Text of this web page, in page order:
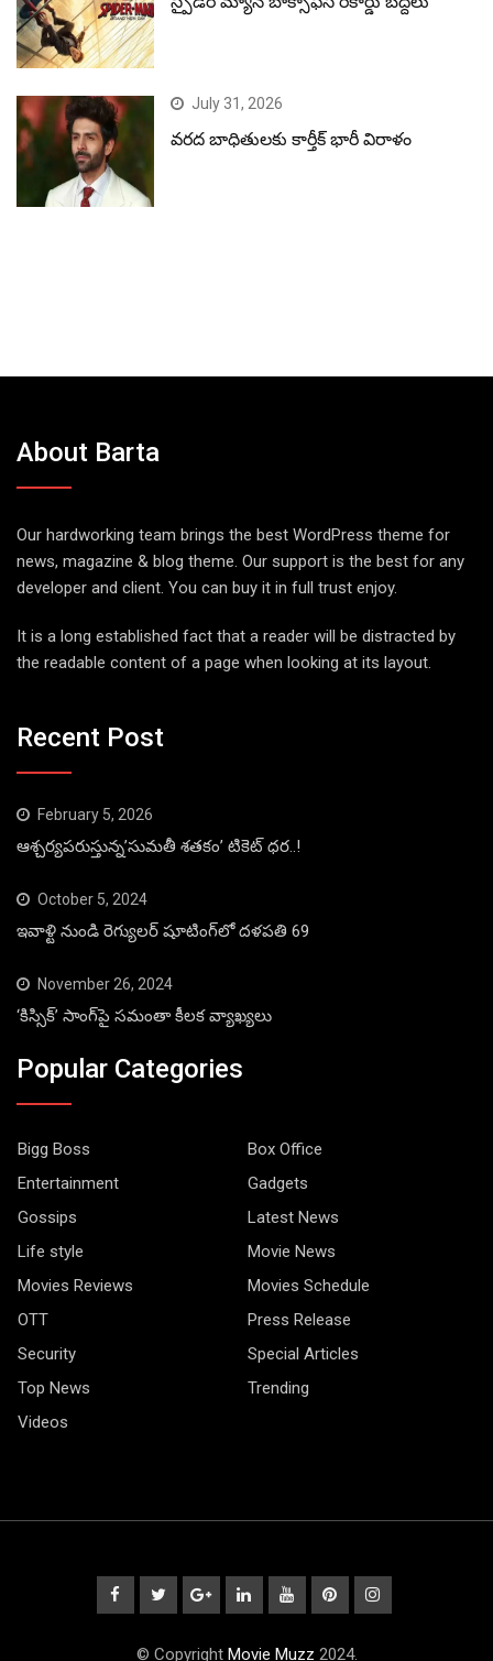
July 31, 2026
వరద బాధితులకు కార్తీక్ భారీ విరాళం
About Barta
Our hardworking team brings the best WordPress theme for
news, magazine & blog theme. Our support is the best for any
developer and client. You can buy it in full trust enjoy.
It is a long established fact that a reader will be distracted by
the readable content of a page when looking at its layout.
Recent Post
February 5, 2026
ఆశ్చర్యపరుస్తున్న’సుమతీ శతకం’ టికెట్ ధర..!
October 5, 2024
ఇవాళ్టి నుండి రెగ్యులర్ షూటింగ్‌లో దళపతి 69
November 26, 2024
‘కిస్సిక్’ సాంగ్‌పై సమంతా కీలక వ్యాఖ్యలు
Popular Categories
Bigg Boss
Box Office
Entertainment
Gadgets
Gossips
Latest News
Life style
Movie News
Movies Reviews
Movies Schedule
OTT
Press Release
Security
Special Articles
Top News
Trending
Videos
© Copyright Movie Muzz 2024.